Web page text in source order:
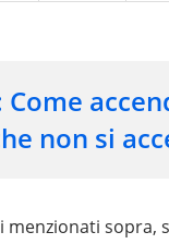
Come
non si
menzionati sopra,